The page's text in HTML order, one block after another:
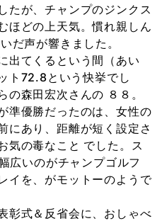
たが、チャンプのジンクス
ほどの上天気。慣れ親しん
だ声が響きました。
出てくるという間（あい
ト72.8という快挙でし
の森田宏次さんの ８８。
準優勝だったのは、女性の
にあり、距離が短く設定さ
気の毒なこと でした。ス
広いのがチャンプゴルフ
イを、がモットーのようで
彰式＆反省会に、おしゃべ